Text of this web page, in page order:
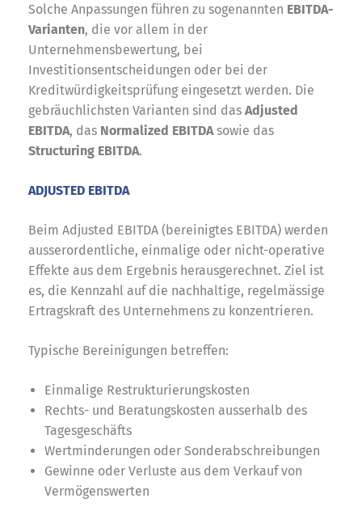
Solche Anpassungen führen zu sogenannten EBITDA-
Varianten, die vor allem in der
Unternehmensbewertung, bei
Investitionsentscheidungen oder bei der
Kreditwürdigkeitsprüfung eingesetzt werden. Die
gebräuchlichsten Varianten sind das Adjusted
EBITDA, das Normalized EBITDAsowie das
Structuring EBITDA.
ADJUSTED EBITDA
Beim Adjusted EBITDA (bereinigtes EBITDA) werden
ausserordentliche, einmalige oder nicht-operative
Effekte aus dem Ergebnis herausgerechnet. Ziel ist
es, die Kennzahl auf die nachhaltige, regelmässige
Ertragskraft des Unternehmens zu konzentrieren.
Typische Bereinigungen betreffen:
Einmalige Restrukturierungskosten
Rechts- und Beratungskosten ausserhalb des
Tagesgeschäfts
Wertminderungen oder Sonderabschreibungen
Gewinne oder Verluste aus dem Verkauf von
Vermögenswerten